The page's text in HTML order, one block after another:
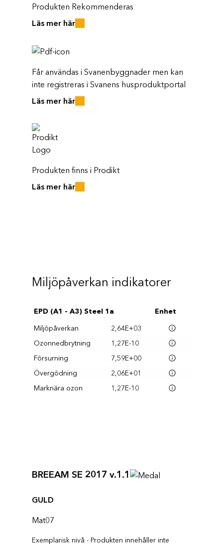
Produkten Rekommenderas
Läs mer här
Får användas i Svanenbyggnader men kan
inte registreras i Svanens husproduktportal
Läs mer här
Produkten finns i Prodikt
Läs mer här
Miljöpåverkan indikatorer
EPD (A1 - A3) Steel 1a
Enhet
Miljöpåverkan
2,64E+03
Ozonnedbrytning
1,27E-10
Försurning
7,59E+00
Övergödning
2,06E+01
Marknära ozon
1,27E-10
BREEAM SE 2017 v.1.1
GULD
Mat07
Exemplarisk nivå - Produkten innehåller inte